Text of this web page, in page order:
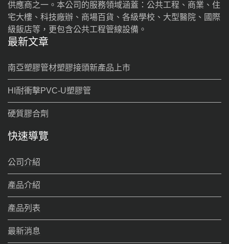
供應商之一。本公司的服務領域涵蓋：公共工程、商業、住
宅大樓、科技廠辦、商場百貨、各級學校、大型醫院、國際
級飯店等，更包含公共工程管線設備。
最新文章
南亞塑膠管材塑膠接頭新產品上市
HI耐衝擊PVC-U塑膠管
硬質膠合劑
快速導覽
公司介紹
產品介紹
產品列表
最新消息